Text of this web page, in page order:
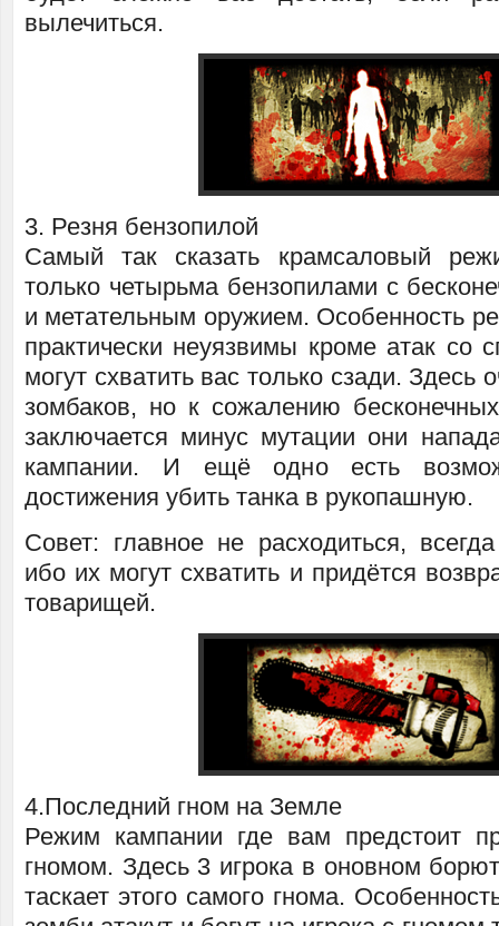
вылечиться.
3. Резня бензопилой
Самый так сказать крамсаловый
только четырьма бензопилами с
и метательным оружием. Особенность
практически неуязвимы кроме атак со
могут схватить вас только сзади. Здесь
зомбаков, но к сожалению
заключается минус мутации они
кампании. И ещё одно есть
достижения убить танка в рукопашную.
Совет: главное не расходиться,
ибо их могут схватить и придётся
товарищей.
4.Последний гном на Земле
Режим кампании где вам предстоит
гномом. Здесь 3 игрока в оновном
таскает этого самого гнома.